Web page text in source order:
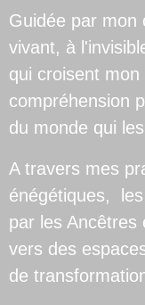
Guidée par mon
vivant, à
qui croisent
compréhension
du monde qui
A travers mes
énégétiques,
par les Ancêtres
vers des
de